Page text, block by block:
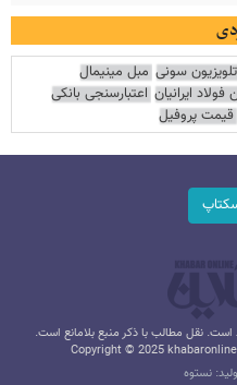
سونی مبل مینیمال
ایرانیان اعتبارسنجی بانکی
قیمت پروفیل
نقل مطالب با ذکر منبع بلامانع است.
Copyright © 2025
نستوه